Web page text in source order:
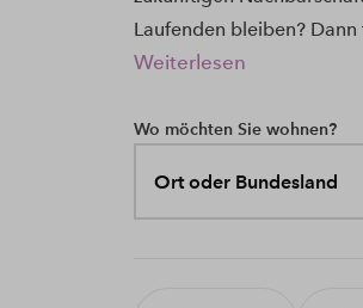
Laufenden bleiben?
Weiterlesen
Wo möchten Sie wohnen?
Ort oder Bundesland